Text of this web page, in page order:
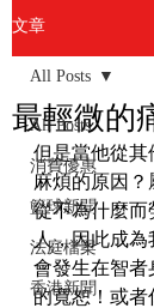
文章
All Posts
消費優惠
籃球新聞
法庭檔案
香港新聞
All Posts
最輕微的
但是當他從其
麻煩的原因？
從不為什麼而
人，因此成為
會發生在智者
的寬恕！或者